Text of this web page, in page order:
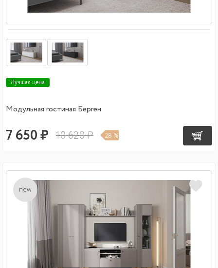
Лучшая цена
Модульная гостиная Берген
7 650 ₽ 10 620 ₽ 28 %
new